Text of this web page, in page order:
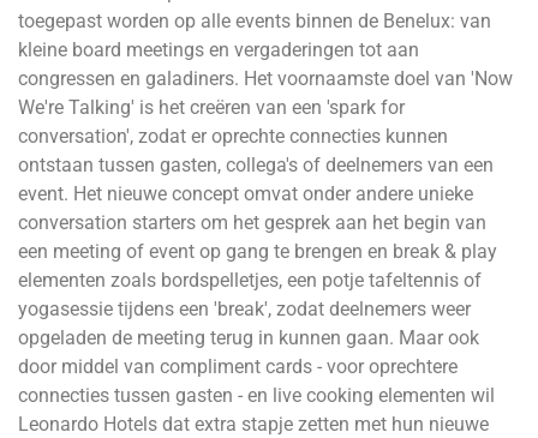
toegepast worden op alle events binnen de Benelux: van
kleine board meetings en vergaderingen tot aan
congressen en galadiners. Het voornaamste doel van 'Now
We're Talking' is het creëren van een 'spark for
conversation', zodat er oprechte connecties kunnen
ontstaan tussen gasten, collega's of deelnemers van een
event. Het nieuwe concept omvat onder andere unieke
conversation starters om het gesprek aan het begin van
een meeting of event op gang te brengen en break & play
elementen zoals bordspelletjes, een potje tafeltennis of
yogasessie tijdens een 'break', zodat deelnemers weer
opgeladen de meeting terug in kunnen gaan. Maar ook
door middel van compliment cards - voor oprechtere
connecties tussen gasten - en live cooking elementen wil
Leonardo Hotels dat extra stapje zetten met hun nieuwe